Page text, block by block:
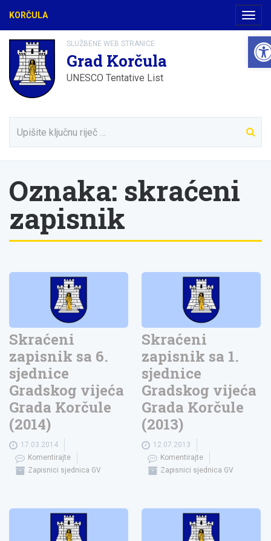
KORČULA
SLUŽBENE WEB STRANICE
Grad Korčula
UNESCO Tentative List
Oznaka: skraćeni
zapisnik
Skraćeni
zapisnik sa 6.
sjednice
Gradskog vijeća
Grada Korčule
(2014)
17.03.2014
Komentirajte
Zapisnici sjednica GV
Skraćeni
zapisnik sa 1.
sjednice
Gradskog vijeća
Grada Korčule
(2013)
12.07.2013
Komentirajte
Zapisnici sjednica GV